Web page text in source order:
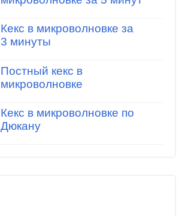
Кекс в микроволновке за
3 минуты
Постный кекс в
микроволновке
Кекс в микроволновке по
Дюкану